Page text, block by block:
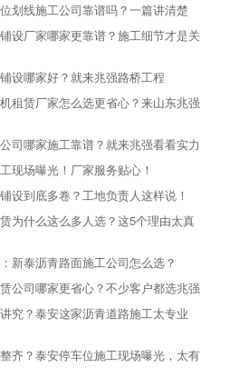
划线施工公司靠谱吗？一篇讲清楚
设厂家哪家更靠谱？施工细节才是关
设哪家好？就来兆强路桥工程
租赁厂家怎么选更省心？来山东兆强
司哪家施工靠谱？就来兆强看看实力
现场曝光！厂家服务贴心！
设到底多卷？工地负责人这样说！
为什么这么多人选？这5个理由太真
新泰沥青路面施工公司怎么选？
公司哪家更省心？不少客户都选兆强
究？泰安这家沥青道路施工太专业
齐？泰安停车位施工现场曝光，太有